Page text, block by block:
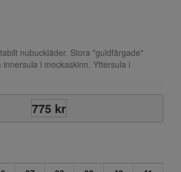
nubuckläder. Stora "guldfärgade"
i mockaskinn. Yttersula i
775 kr